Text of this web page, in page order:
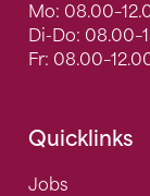
Mo:
Di-Do:
Fr:
Quicklinks
Jobs